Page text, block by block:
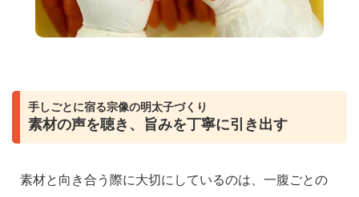
手しごとに宿る宗像の明太子づくり
素材の声を聴き、旨みを丁寧に引き出す
素材と向き合う際に大切にしているのは、一腹ごとの